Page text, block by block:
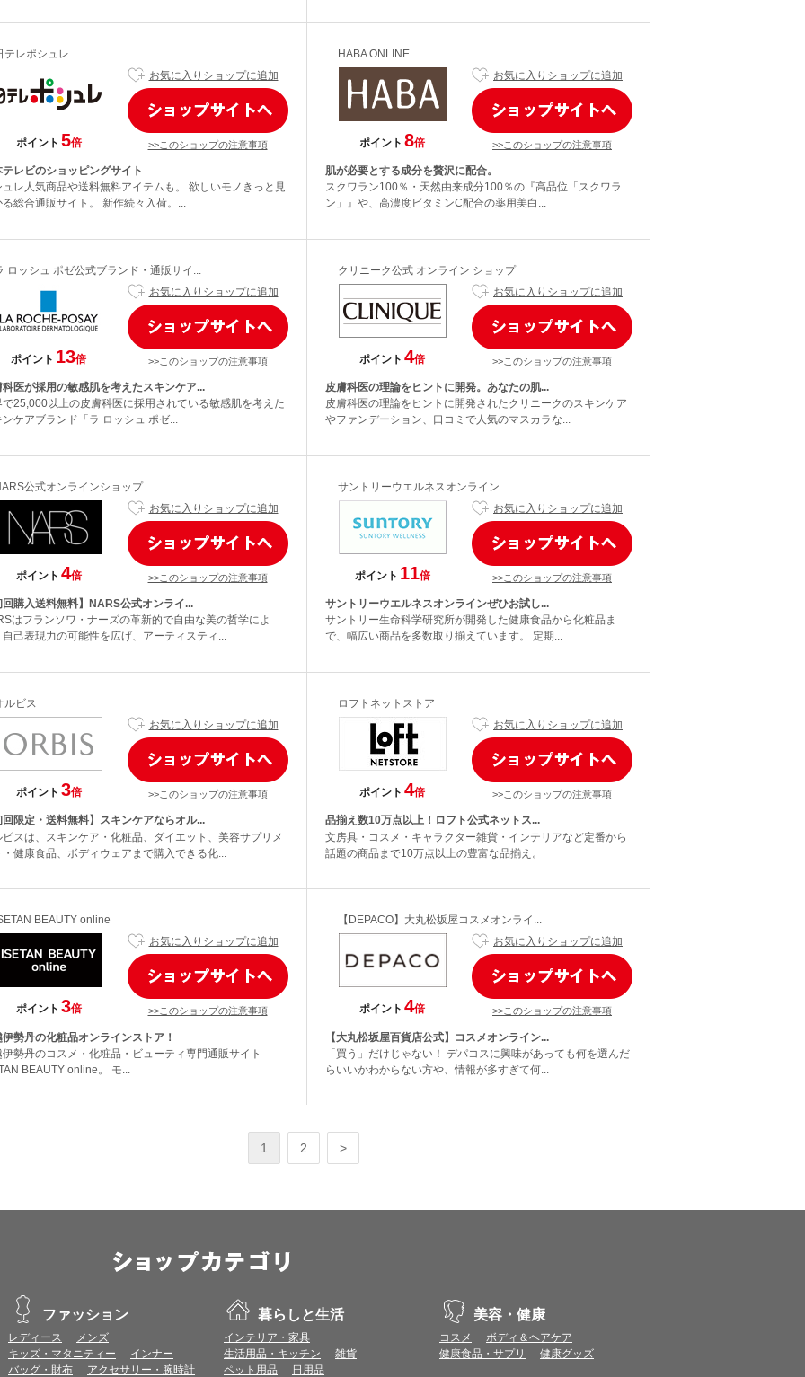
テレポシュレ
ポイント 5倍
お気に入りショップに追加
>>このショップの注意事項
テレビのショッピングサイト
ュレ人気商品や送料無料アイテムも。 欲しいモノきっと見
る総合通販サイト。 新作続々入荷。...
HABA ONLINE
ポイント 8倍
お気に入りショップに追加
>>このショップの注意事項
肌が必要とする成分を贅沢に配合。
スクワラン100％・天然由来成分100％の『高品位「スクワラ
ン」』や、高濃度ビタミンC配合の薬用美白...
ロッシュ ポゼ公式ブランド・通販サイ...
ポイント 13倍
お気に入りショップに追加
>>このショップの注意事項
科医が採用の敏感肌を考えたスキンケア...
で25,000以上の皮膚科医に採用されている敏感肌を考えた
ンケアブランド「ラ ロッシュ ポゼ...
クリニーク公式 オンライン ショップ
ポイント 4倍
お気に入りショップに追加
>>このショップの注意事項
皮膚科医の理論をヒントに開発。あなたの肌...
皮膚科医の理論をヒントに開発されたクリニークのスキンケア
やファンデーション、口コミで人気のマスカラな...
公式オンラインショップ
ポイント 4倍
お気に入りショップに追加
>>このショップの注意事項
回購入送料無料】NARS公式オンライ...
はフランソワ・ナーズの革新的で自由な美の哲学によ
自己表現力の可能性を広げ、アーティスティ...
サントリーウエルネスオンライン
ポイント 11倍
お気に入りショップに追加
>>このショップの注意事項
サントリーウエルネスオンラインぜひお試し...
サントリー生命科学研究所が開発した健康食品から化粧品ま
で、幅広い商品を多数取り揃えています。 定期...
ルビス
ポイント 3倍
お気に入りショップに追加
>>このショップの注意事項
回限定・送料無料】スキンケアならオル...
ビスは、スキンケア・化粧品、ダイエット、美容サプリメ
・健康食品、ボディウェアまで購入できる化...
ロフトネットストア
ポイント 4倍
お気に入りショップに追加
>>このショップの注意事項
品揃え数10万点以上！ロフト公式ネットス...
文房具・コスメ・キャラクター雑貨・インテリアなど定番から
話題の商品まで10万点以上の豊富な品揃え。
BEAUTY online
ポイント 3倍
お気に入りショップに追加
>>このショップの注意事項
伊勢丹の化粧品オンラインストア！
伊勢丹のコスメ・化粧品・ビューティ専門通販サイト
BEAUTY online。 モ...
【DEPACO】大丸松坂屋コスメオンライ...
ポイント 4倍
お気に入りショップに追加
>>このショップの注意事項
【大丸松坂屋百貨店公式】コスメオンライン...
「買う」だけじゃない！ デパコスに興味があっても何を選んだ
らいいかわからない方や、情報が多すぎて何...
1 2 >
ファッション
レディース
メンズ
キッズ・マタニティー
インナー
バッグ・財布
アクセサリー・腕時計
暮らしと生活
インテリア・家具
生活用品・キッチン
雑貨
ペット用品
日用品
美容・健康
コスメ
ボディ＆ヘアケア
健康食品・サプリ
健康グッズ